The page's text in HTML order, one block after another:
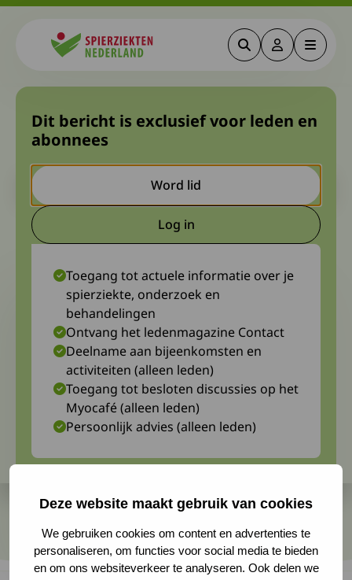
Deze website maakt gebruik van cookies
We gebruiken cookies om content en advertenties te
personaliseren, om functies voor social media te bieden
en om ons websiteverkeer te analyseren. Ook delen we
ZoekenDeze link
Menu
Proefschrift en promotie dr.
Alex Doets
Let op. Dit is een ouder bericht. Het kan zijn dat de inhoud niet
meer actueel is.
28 maart 2023 Patricia Blomkwist
Dit bericht is exclusief voor leden en
abonnees
Word lid
Log inDeze link gaat naar een
Toegang tot actuele informatie over je
spierziekte, onderzoek en
behandelingen
Ontvang het ledenmagazine Contact
Deelname aan bijeenkomsten en
activiteiten (alleen leden)
Toegang tot besloten discussies op het
Myocafé (alleen leden)
Persoonlijk advies (alleen leden)